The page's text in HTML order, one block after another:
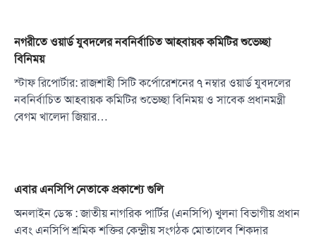
নগরীতে ওয়ার্ড যুবদলের নবনির্বাচিত আহবায়ক কমিটির শুভেচ্ছা
বিনিময়
স্টাফ রিপোর্টার: রাজশাহী সিটি কর্পোরেশনের ৭ নম্বার ওয়ার্ড যুবদলের
নবনির্বাচিত আহবায়ক কমিটির শুভেচ্ছা বিনিময় ও সাবেক প্রধানমন্ত্রী
বেগম খালেদা জিয়ার…
এবার এনসিপি নেতাকে প্রকাশ্যে গুলি
অনলাইন ডেস্ক : জাতীয় নাগরিক পার্টির (এনসিপি) খুলনা বিভাগীয় প্রধান
এবং এনসিপি শ্রমিক শক্তির কেন্দ্রীয় সংগঠক মোতালেব শিকদার